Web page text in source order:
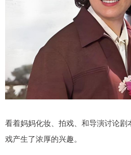
看着妈妈化妆、拍戏、和导演讨论
戏产生了浓厚的兴趣。